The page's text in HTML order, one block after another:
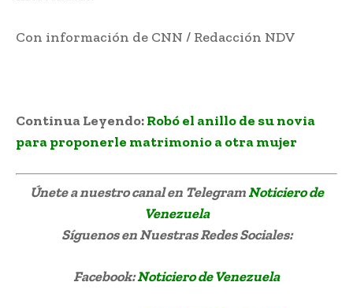
Con información de CNN / Redacción NDV
Continua Leyendo:Robó el anillo de su novia
para proponerle matrimonio a otra mujer
Únete a nuestro canal en TelegramNoticiero de
Venezuela
Síguenosen Nuestras Redes Sociales:
Facebook:Noticiero de Venezuela